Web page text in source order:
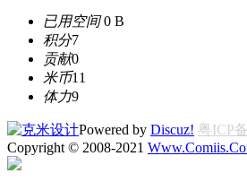
已用空间0 B
积分7
贡献0
米币11
体力9
Powered by Discuz! 粤ICP
Copyright © 2008-2021